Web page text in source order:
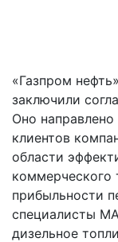
«Газпром
заключили
Оно
клиентов
области
коммерческого
прибыльности
специалисты
дизельное